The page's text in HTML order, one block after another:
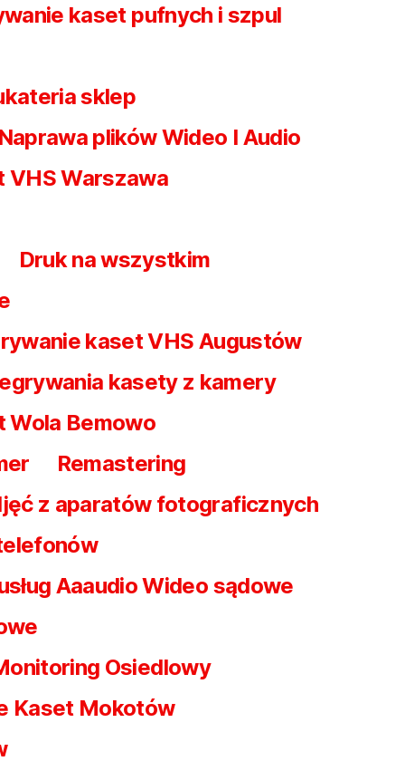
kaset pufnych i szpul
sklep
Naprawa plików Wideo I Audio
VHS Warszawa
Druk na wszystkim
kaset VHS Augustów
kasety z kamery
Wola Bemowo
Remastering
z aparatów fotograficznych
Aaaudio Wideo sądowe
Osiedlowy
Kaset Mokotów